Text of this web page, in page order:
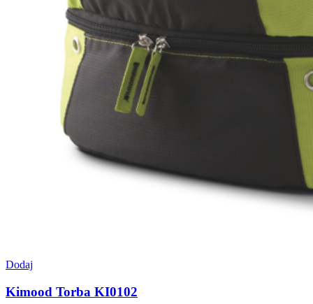
Dodaj
Kimood Torba KI0102